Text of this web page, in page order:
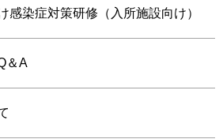
感染症対策研修（入所施設向け）
＆A